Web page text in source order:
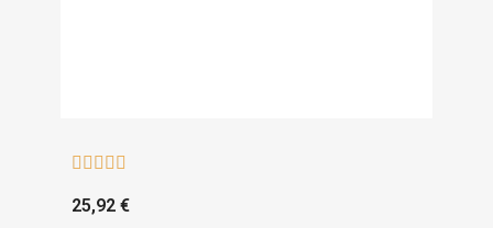
    
25,92 €